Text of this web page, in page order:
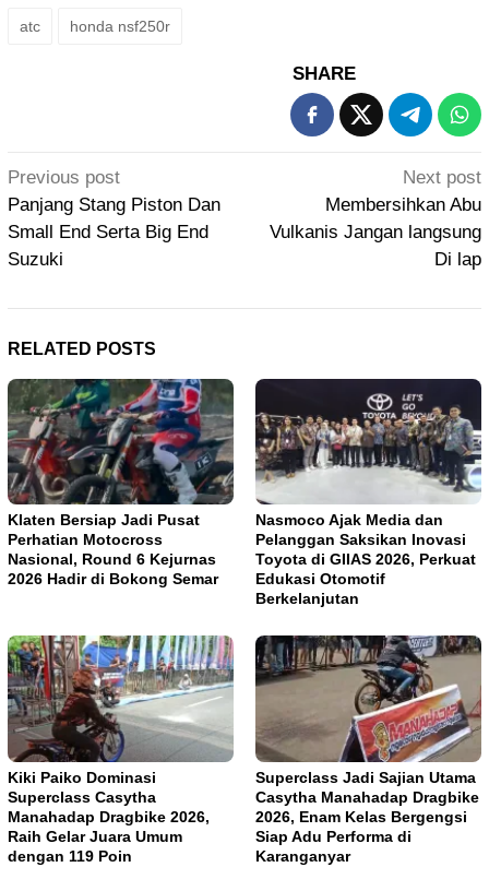
atc honda nsf250r
SHARE
Post
navigation
Previous post
Panjang Stang Piston Dan
Small End Serta Big End
Suzuki
Next post
Membersihkan Abu
Vulkanis Jangan langsung
Di lap
RELATED POSTS
Klaten Bersiap Jadi Pusat
Perhatian Motocross
Nasional, Round 6 Kejurnas
2026 Hadir di Bokong Semar
Nasmoco Ajak Media dan
Pelanggan Saksikan Inovasi
Toyota di GIIAS 2026, Perkuat
Edukasi Otomotif
Berkelanjutan
Kiki Paiko Dominasi
Superclass Casytha
Manahadap Dragbike 2026,
Raih Gelar Juara Umum
dengan 119 Poin
Superclass Jadi Sajian Utama
Casytha Manahadap Dragbike
2026, Enam Kelas Bergengsi
Siap Adu Performa di
Karanganyar